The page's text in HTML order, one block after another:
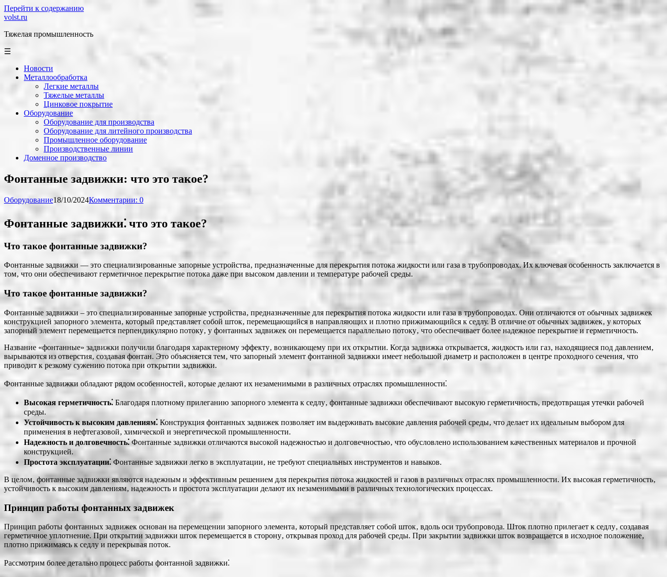
Перейти к содержанию
volst.ru
Тяжелая промышленность
☰
Новости
Металлообработка
Легкие металлы
Тяжелые металлы
Цинковое покрытие
Оборудование
Оборудование для производства
Оборудование для литейного производства
Промышленное оборудование
Производственные линии
Доменное производство
Фонтанные задвижки: что это такое?
Оборудование18/10/2024Комментарии: 0
Фонтанные задвижки⁚ что это такое?
Что такое фонтанные задвижки?
Фонтанные задвижки — это специализированные запорные устройства‚ предназначенные для перекрытия потока жидкости или газа в трубопроводах. Их ключевая особенность заключается в
том‚ что они обеспечивают герметичное перекрытие потока даже при высоком давлении и температуре рабочей среды.
Что такое фонтанные задвижки?
Фонтанные задвижки – это специализированные запорные устройства‚ предназначенные для перекрытия потока жидкости или газа в трубопроводах. Они отличаются от обычных задвижек
конструкцией запорного элемента‚ который представляет собой шток‚ перемещающийся в направляющих и плотно прижимающийся к седлу. В отличие от обычных задвижек‚ у которых
запорный элемент перемещается перпендикулярно потоку‚ у фонтанных задвижек он перемещается параллельно потоку‚ что обеспечивает более надежное перекрытие и герметичность.
Название «фонтанные» задвижки получили благодаря характерному эффекту‚ возникающему при их открытии. Когда задвижка открывается‚ жидкость или газ‚ находящиеся под давлением‚
вырываются из отверстия‚ создавая фонтан. Это объясняется тем‚ что запорный элемент фонтанной задвижки имеет небольшой диаметр и расположен в центре проходного сечения‚ что
приводит к резкому сужению потока при открытии задвижки.
Фонтанные задвижки обладают рядом особенностей‚ которые делают их незаменимыми в различных отраслях промышленности⁚
Высокая герметичность⁚ Благодаря плотному прилеганию запорного элемента к седлу‚ фонтанные задвижки обеспечивают высокую герметичность‚ предотвращая утечки рабочей
среды.
Устойчивость к высоким давлениям⁚ Конструкция фонтанных задвижек позволяет им выдерживать высокие давления рабочей среды‚ что делает их идеальным выбором для
применения в нефтегазовой‚ химической и энергетической промышленности.
Надежность и долговечность⁚Фонтанные задвижки отличаются высокой надежностью и долговечностью‚ что обусловлено использованием качественных материалов и прочной
конструкцией.
Простота эксплуатации⁚ Фонтанные задвижки легко в эксплуатации‚ не требуют специальных инструментов и навыков.
В целом‚ фонтанные задвижки являются надежным и эффективным решением для перекрытия потока жидкостей и газов в различных отраслях промышленности. Их высокая герметичность‚
устойчивость к высоким давлениям‚ надежность и простота эксплуатации делают их незаменимыми в различных технологических процессах.
Принцип работы фонтанных задвижек
Принцип работы фонтанных задвижек основан на перемещении запорного элемента‚ который представляет собой шток‚ вдоль оси трубопровода. Шток плотно прилегает к седлу‚ создавая
герметичное уплотнение. При открытии задвижки шток перемещается в сторону‚ открывая проход для рабочей среды. При закрытии задвижки шток возвращается в исходное положение‚
плотно прижимаясь к седлу и перекрывая поток.
Рассмотрим более детально процесс работы фонтанной задвижки⁚